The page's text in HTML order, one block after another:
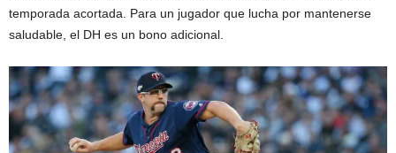
temporada acortada. Para un jugador que lucha por mantenerse
saludable, el DH es un bono adicional.